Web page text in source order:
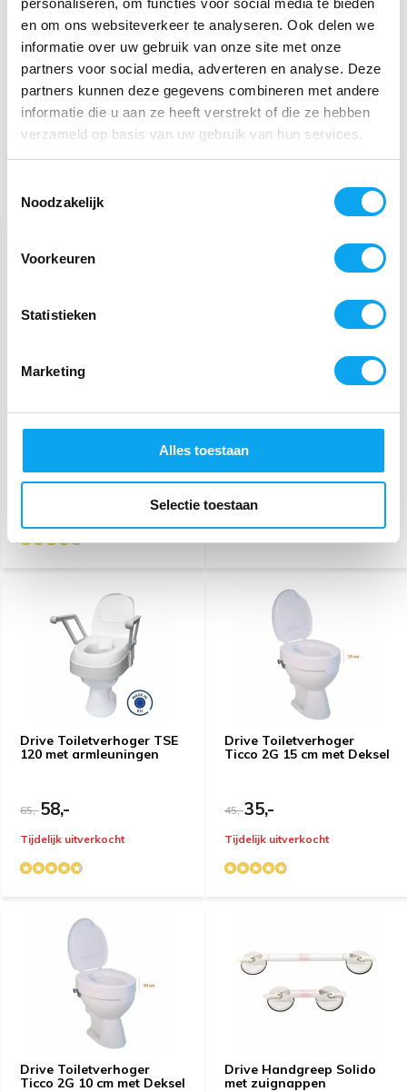
en om ons websiteverkeer te analyseren. Ook delen we
informatie over uw gebruik van onze site met onze
partners voor social media, adverteren en analyse. Deze
partners kunnen deze gegevens combineren met andere
informatie die u aan ze heeft verstrekt of die ze hebben
verzameld op basis van uw gebruik van hun services.
Noodzakelijk
Voorkeuren
Statistieken
Marketing
Alles toestaan
Selectie toestaan
DoorAnoniem- 18-12-2021 15:20
Prima product!
DoorBep V.- 04-06-2020 12:49
Goed product past prima
Gerelateerde producten
Atlantis Wandbeugel
Drive Toiletverhoger TSE
79,-65,-
Drive Toiletverhoger TSE
120 met armleuningen
65,-58,-
Tijdelijk uitverkocht
Drive Toiletverhoger
Ticco 2G 15 cm met Deksel
45,-35,-
Tijdelijk uitverkocht
Drive Toiletverhoger
Ticco 2G 10 cm met Deksel
Drive Handgreep Solido
met zuignappen